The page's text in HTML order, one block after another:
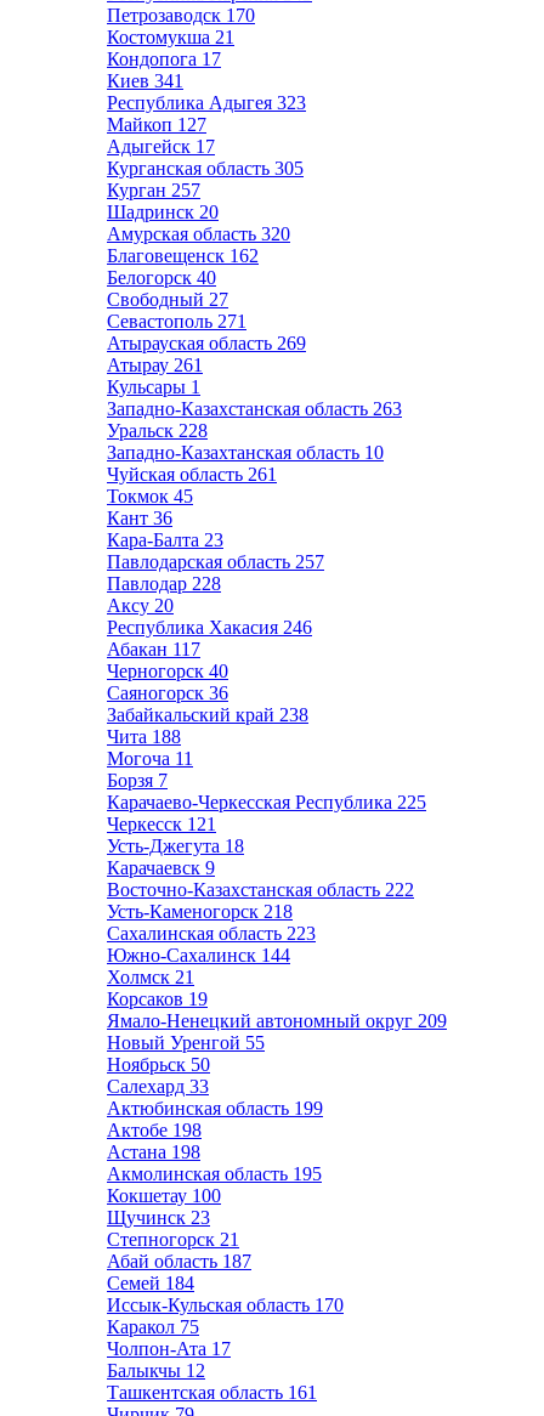
Петрозаводск 170
Костомукша 21
Кондопога 17
Киев 341
Республика Адыгея 323
Майкоп 127
Адыгейск 17
Курганская область 305
Курган 257
Шадринск 20
Амурская область 320
Благовещенск 162
Белогорск 40
Свободный 27
Севастополь 271
Атырауская область 269
Атырау 261
Кульсары 1
Западно-Казахстанская область 263
Уральск 228
Западно-Казахтанская область 10
Чуйская область 261
Токмок 45
Кант 36
Кара-Балта 23
Павлодарская область 257
Павлодар 228
Аксу 20
Республика Хакасия 246
Абакан 117
Черногорск 40
Саяногорск 36
Забайкальский край 238
Чита 188
Могоча 11
Борзя 7
Карачаево-Черкесская Республика 225
Черкесск 121
Усть-Джегута 18
Карачаевск 9
Восточно-Казахстанская область 222
Усть-Каменогорск 218
Сахалинская область 223
Южно-Сахалинск 144
Холмск 21
Корсаков 19
Ямало-Ненецкий автономный округ 209
Новый Уренгой 55
Ноябрьск 50
Салехард 33
Актюбинская область 199
Актобе 198
Астана 198
Акмолинская область 195
Кокшетау 100
Щучинск 23
Степногорск 21
Абай область 187
Семей 184
Иссык-Кульская область 170
Каракол 75
Чолпон-Ата 17
Балыкчы 12
Ташкентская область 161